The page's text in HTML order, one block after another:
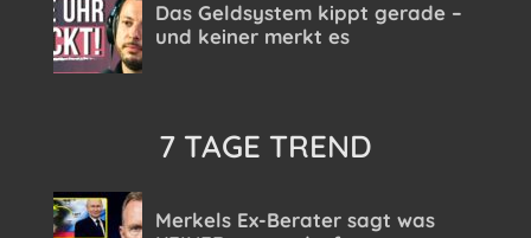
7 TAGE TREND